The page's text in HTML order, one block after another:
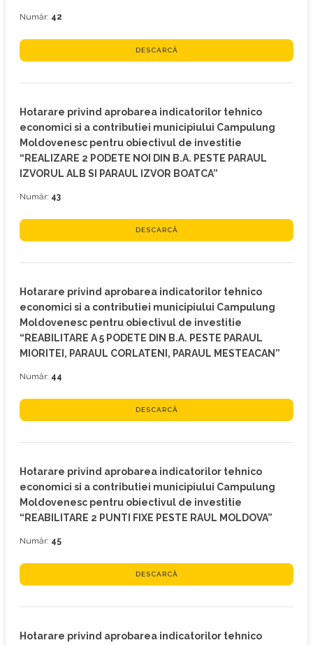
Număr: 42
DESCARCĂ
Hotarare privind aprobarea indicatorilor tehnico
economici si a contributiei municipiului Campulung
Moldovenesc pentru obiectivul de investitie
“REALIZARE 2 PODETE NOI DIN B.A. PESTE PARAUL
IZVORUL ALB SI PARAUL IZVOR BOATCA”
Număr: 43
DESCARCĂ
Hotarare privind aprobarea indicatorilor tehnico
economici si a contributiei municipiului Campulung
Moldovenesc pentru obiectivul de investitie
“REABILITARE A 5 PODETE DIN B.A. PESTE PARAUL
MIORITEI, PARAUL CORLATENI, PARAUL MESTEACAN”
Număr: 44
DESCARCĂ
Hotarare privind aprobarea indicatorilor tehnico
economici si a contributiei municipiului Campulung
Moldovenesc pentru obiectivul de investitie
“REABILITARE 2 PUNTI FIXE PESTE RAUL MOLDOVA”
Număr: 45
DESCARCĂ
Hotarare privind aprobarea indicatorilor tehnico